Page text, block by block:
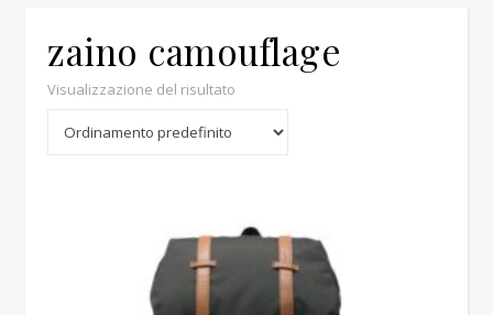
zaino camouflage
Visualizzazione del risultato